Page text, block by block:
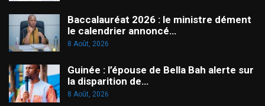
Baccalauréat 2026 : le ministre dément
le calendrier annoncé…
8 Août, 2026
Guinée : l’épouse de Bella Bah alerte sur
la disparition de…
8 Août, 2026